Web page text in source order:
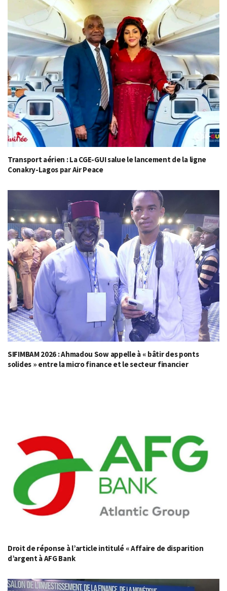
Transport aérien : La CGE-GUI salue le lancement de la ligne
Conakry-Lagos par Air Peace
SIFIMBAM 2026 : Ahmadou Sow appelle à « bâtir des ponts
solides » entre la micro finance et le secteur financier
Droit de réponse à l’article intitulé « Affaire de disparition
d’argent à AFG Bank